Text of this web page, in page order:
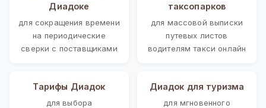
Диадоке
для сокращения времени
на периодические
сверки с поставщиками
таксопарков
для массовой выписки
путевых листов
водителям такси онлайн
Тарифы Диадок
для выбора
Диадок для туризма
для мгновенного